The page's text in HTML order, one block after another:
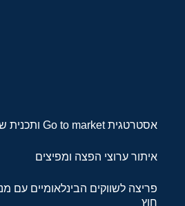
אסטרטגית Go to market ותכנית שיווק בינלאומית
איתור ערוצי הפצה ומפיצים
פריצה לשווקים הבינלאומיים עם
חוץ